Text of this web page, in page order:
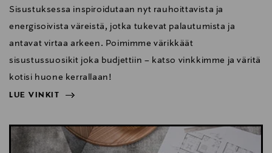
Sisustuksessa inspiroidutaan nyt rauhoittavista ja
energisoivista väreistä, jotka tukevat palautumista ja
antavat virtaa arkeen. Poimimme värikkäät
sisustussuosikit joka budjettiin – katso vinkkimme ja väritä
kotisi huone kerrallaan!
LUE VINKIT
LUE VINKIT